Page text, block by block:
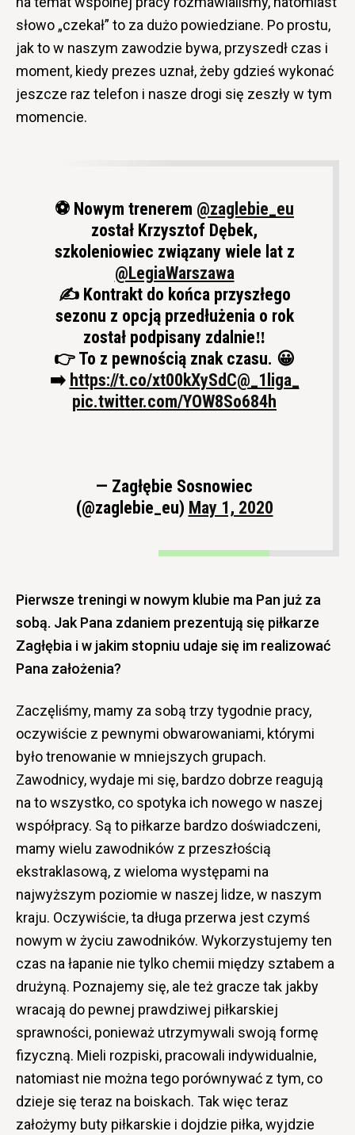
słowo „czekał” to za dużo powiedziane. Po prostu,
jak to w naszym zawodzie bywa, przyszedł czas i
moment, kiedy prezes uznał, żeby gdzieś wykonać
jeszcze raz telefon i nasze drogi się zeszły w tym
momencie.
⚽️ Nowym trenerem @zaglebie_eu
został Krzysztof Dębek,
szkoleniowiec związany wiele lat z
@LegiaWarszawa
✍️ Kontrakt do końca przyszłego
sezonu z opcją przedłużenia o rok
został podpisany zdalnie‼️
👉 To z pewnością znak czasu. 😀
➡️ https://t.co/xt00kXySdC@_1liga_
pic.twitter.com/YOW8So684h
— Zagłębie Sosnowiec
(@zaglebie_eu) May 1, 2020
Pierwsze treningi w nowym klubie ma Pan już za
sobą. Jak Pana zdaniem prezentują się piłkarze
Zagłębia i w jakim stopniu udaje się im realizować
Pana założenia?
Zaczęliśmy, mamy za sobą trzy tygodnie pracy,
oczywiście z pewnymi obwarowaniami, którymi
było trenowanie w mniejszych grupach.
Zawodnicy, wydaje mi się, bardzo dobrze reagują
na to wszystko, co spotyka ich nowego w naszej
współpracy. Są to piłkarze bardzo doświadczeni,
mamy wielu zawodników z przeszłością
ekstraklasową, z wieloma występami na
najwyższym poziomie w naszej lidze, w naszym
kraju. Oczywiście, ta długa przerwa jest czymś
nowym w życiu zawodników. Wykorzystujemy ten
czas na łapanie nie tylko chemii między sztabem a
drużyną. Poznajemy się, ale też gracze tak jakby
wracają do pewnej prawdziwej piłkarskiej
sprawności, ponieważ utrzymywali swoją formę
fizyczną. Mieli rozpiski, pracowali indywidualnie,
natomiast nie można tego porównywać z tym, co
dzieje się teraz na boiskach. Tak więc teraz
założymy buty piłkarskie i dojdzie piłka, wyjdzie